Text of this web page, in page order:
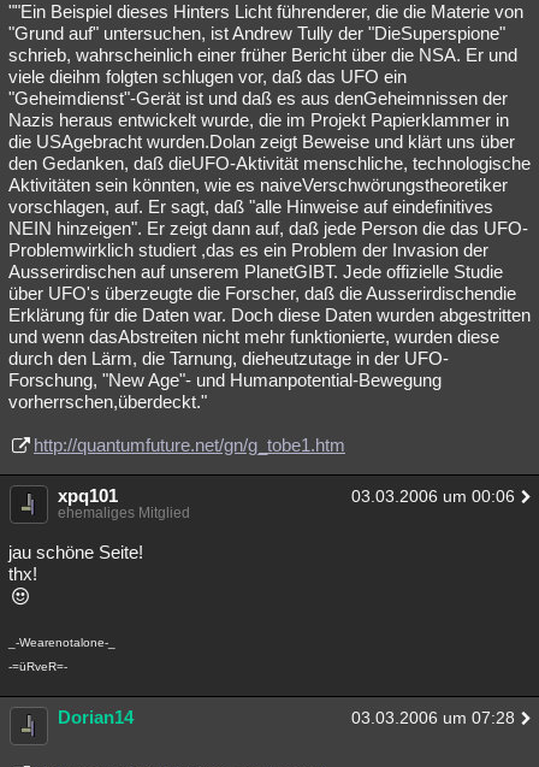
""Ein Beispiel dieses Hinters Licht führenderer, die die Materie von
"Grund auf" untersuchen, ist Andrew Tully der "DieSuperspione"
schrieb, wahrscheinlich einer früher Bericht über die NSA. Er und
viele dieihm folgten schlugen vor, daß das UFO ein
"Geheimdienst"-Gerät ist und daß es aus denGeheimnissen der
Nazis heraus entwickelt wurde, die im Projekt Papierklammer in
die USAgebracht wurden.Dolan zeigt Beweise und klärt uns über
den Gedanken, daß dieUFO-Aktivität menschliche, technologische
Aktivitäten sein könnten, wie es naiveVerschwörungstheoretiker
vorschlagen, auf. Er sagt, daß "alle Hinweise auf eindefinitives
NEIN hinzeigen". Er zeigt dann auf, daß jede Person die das UFO-
Problemwirklich studiert ,das es ein Problem der Invasion der
Ausserirdischen auf unserem PlanetGIBT. Jede offizielle Studie
über UFO's überzeugte die Forscher, daß die Ausserirdischendie
Erklärung für die Daten war. Doch diese Daten wurden abgestritten
und wenn dasAbstreiten nicht mehr funktionierte, wurden diese
durch den Lärm, die Tarnung, dieheutzutage in der UFO-
Forschung, "New Age"- und Humanpotential-Bewegung
vorherrschen,überdeckt."
http://quantumfuture.net/gn/g_tobe1.htm
xpq101 03.03.2006 um 00:06
ehemaliges Mitglied
jau schöne Seite!
thx!
_-Wearenotalone-_
-=üRveR=-
Dorian14 03.03.2006 um 07:28